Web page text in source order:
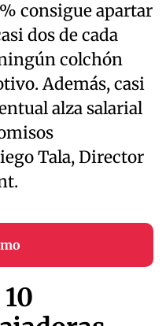
consigue apartar
dos de cada
colchón
Además, casi
alza salarial
Tala, Director